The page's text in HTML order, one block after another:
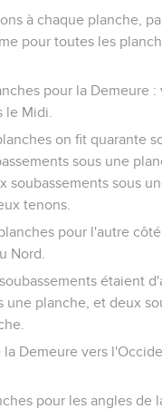
à chaque planche,
pour toutes les
pour la Demeure
le Midi.
on fit quarante
sous une
soubassements sous
tenons.
pour l'autre
Nord.
étaient
une planche, et deux
Demeure vers
pour les angles de